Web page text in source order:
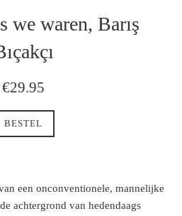
we waren, Barış
regulaire
€29.95
BESTEL
een onconventionele, mannelijke
achtergrond van hedendaags